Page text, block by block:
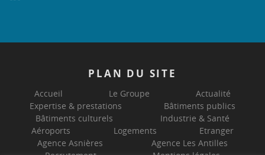
PLAN DU SITE
Accueil Le Groupe
Actualité
Expertise & prestations
Bâtiments publics
Bâtiments culturels
Industrie & Santé
Aéroports
Logements
Etranger
Agence Asnières
Agence Les Antilles